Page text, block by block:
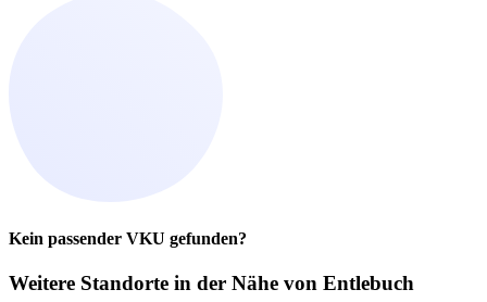
Kein passender VKU gefunden?
Weitere Standorte in der Nähe von Entlebuch